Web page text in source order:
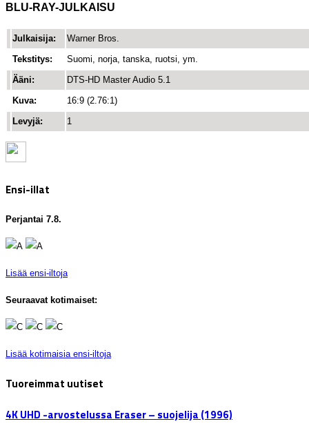
BLU-RAY-JULKAISU
Julkaisija:
Warner Bros.
Tekstitys:
Suomi, norja, tanska, ruotsi, ym.
Ääni:
DTS-HD Master Audio 5.1
Kuva:
16:9 (2.76:1)
Levyjä:
1
Ensi-illat
Perjantai 7.8.
Lisää ensi-iltoja
Seuraavat kotimaiset:
Lisää kotimaisia ensi-iltoja
Tuoreimmat uutiset
4K UHD -arvostelussa Eraser – suojelija (1996)